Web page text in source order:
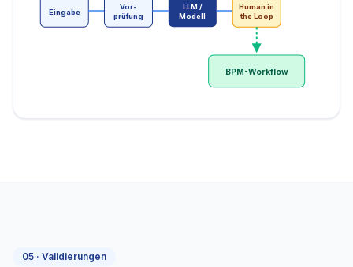
Eingabe
Vor-
prüfung
LLM /
Modell
Human in
the Loop
BPM-Workflow
05 · Validierungen